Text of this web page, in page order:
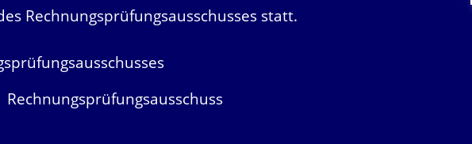
Rechnungsprüfungsausschusses statt.
Rechnungsprüfungsausschuss